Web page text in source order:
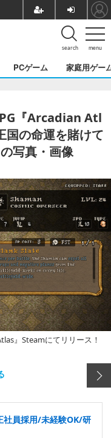
menu
search
PCゲーム 家庭用ゲー
『Arcadian Atl
の命運を賭けて
写真・画像
』Steamにてリリース！
社員採用/未経験OK/研